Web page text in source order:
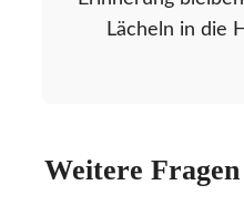
Lächeln in die
Weitere